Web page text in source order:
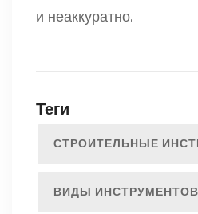
и неаккуратно.
Теги
СТРОИТЕЛЬНЫЕ
ВИДЫ ИНСТРУМЕНТОВ